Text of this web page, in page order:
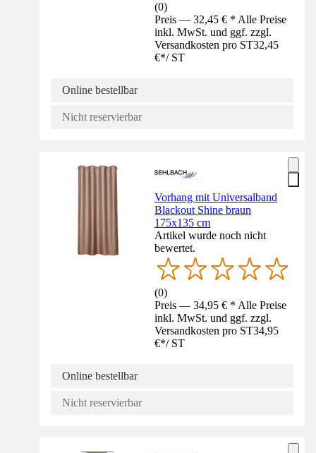
(0)
Preis — 32,45 € * Alle Preise
inkl. MwSt. und ggf. zzgl.
Versandkosten pro ST32,45
€*/ ST
Online bestellbar
Nicht reservierbar
Vorhang mit Universalband
Blackout Shine braun
175x135 cm
Artikel wurde noch nicht
bewertet.
(0)
Preis — 34,95 € * Alle Preise
inkl. MwSt. und ggf. zzgl.
Versandkosten pro ST34,95
€*/ ST
Online bestellbar
Nicht reservierbar